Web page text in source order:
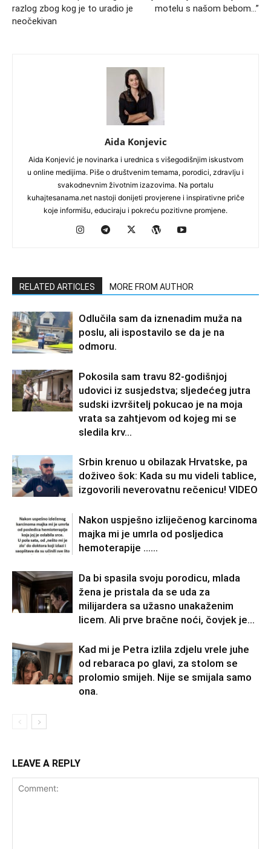
razlog zbog kog je to uradio je
neočekivan
motelu s našom bebom…”
Aida Konjevic
Aida Konjević je novinarka i urednica s višegodišnjim iskustvom
u online medijima. Piše o društvenim temama, porodici, zdravlju i
svakodnevnim životnim izazovima. Na portalu
kuhajtesanama.net nastoji donijeti provjerene i inspirativne priče
koje informišu, educiraju i pokreću pozitivne promjene.
RELATED ARTICLES MORE FROM AUTHOR
Odlučila sam da iznenadim muža na
poslu, ali ispostavilo se da je na
odmoru.
Pokosila sam travu 82-godišnjoj
udovici iz susjedstva; sljedećeg jutra
sudski izvršitelj pokucao je na moja
vrata sa zahtjevom od kojeg mi se
sledila krv...
Srbin krenuo u obilazak Hrvatske, pa
doživeo šok: Kada su mu videli tablice,
izgovorili neverovatnu rečenicu! VIDEO
Nakon uspješno izliječenog karcinoma
majka mi je umrla od posljedica
hemoterapije ……
Da bi spasila svoju porodicu, mlada
žena je pristala da se uda za
milijardera sa užasno unakaženim
licem. Ali prve bračne noći, čovjek je...
Kad mi je Petra izlila zdjelu vrele juhe
od rebaraca po glavi, za stolom se
prolomio smijeh. Nije se smijala samo
ona.
LEAVE A REPLY